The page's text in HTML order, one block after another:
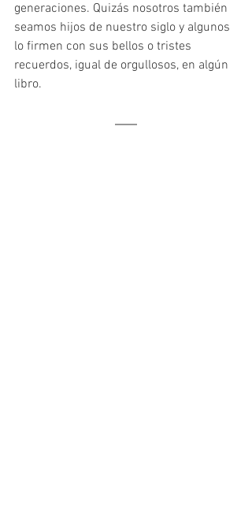
generaciones. Quizás nosotros también
seamos hijos de nuestro siglo y algunos
lo firmen con sus bellos o tristes
recuerdos, igual de orgullosos, en algún
libro.